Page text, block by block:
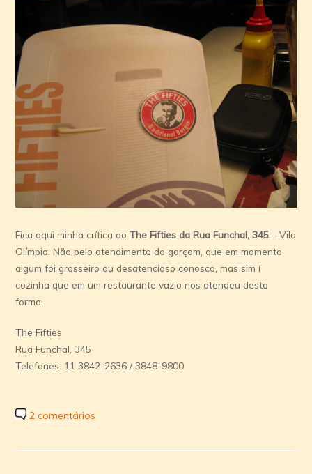
Fica aqui minha crí­tica aoThe Fifties da Rua Funchal, 345 – Vila
Olí­mpia. Não pelo atendimento do garçom, que em momento
algum foi grosseiro ou desatencioso conosco, mas sim í
cozinha que em um restaurante vazio nos atendeu desta
forma.
The Fifties
Rua Funchal, 345
Telefones: 11 3842-2636 / 3848-9800
2 comentários